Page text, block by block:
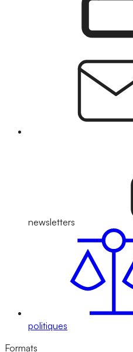
newsletters
politiques
Formats